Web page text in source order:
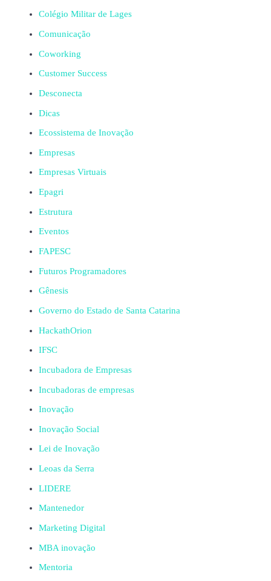
Colégio Militar de Lages
Comunicação
Coworking
Customer Success
Desconecta
Dicas
Ecossistema de Inovação
Empresas
Empresas Virtuais
Epagri
Estrutura
Eventos
FAPESC
Futuros Programadores
Gênesis
Governo do Estado de Santa Catarina
HackathOrion
IFSC
Incubadora de Empresas
Incubadoras de empresas
Inovação
Inovação Social
Lei de Inovação
Leoas da Serra
LIDERE
Mantenedor
Marketing Digital
MBA inovação
Mentoria